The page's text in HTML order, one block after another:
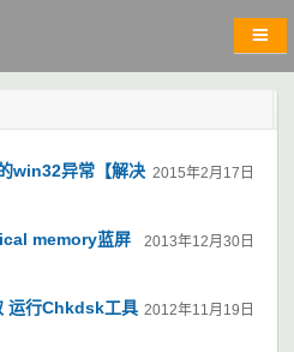
2015年2月17日
win32异常【解决
2013年12月30日
memory蓝屏
2012年11月19日
运行Chkdsk工具